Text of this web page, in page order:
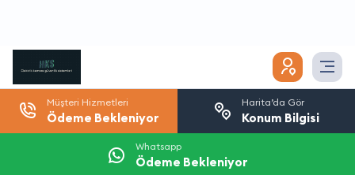
Müşteri Hizmetleri
Ödeme Bekleniyor
Harita’da Gör
Konum Bilgisi
Whatsapp
Ödeme Bekleniyor